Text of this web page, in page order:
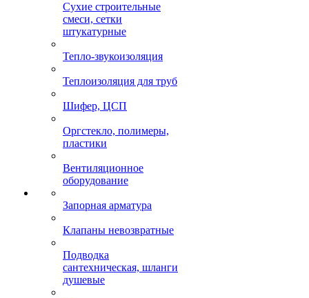
Сухие строительные
смеси, сетки
штукатурные
Тепло-звукоизоляция
Теплоизоляция для труб
Шифер, ЦСП
Оргстекло, полимеры,
пластики
Вентиляционное
оборудование
Запорная арматура
Клапаны невозвратные
Подводка
сантехническая, шланги
душевые